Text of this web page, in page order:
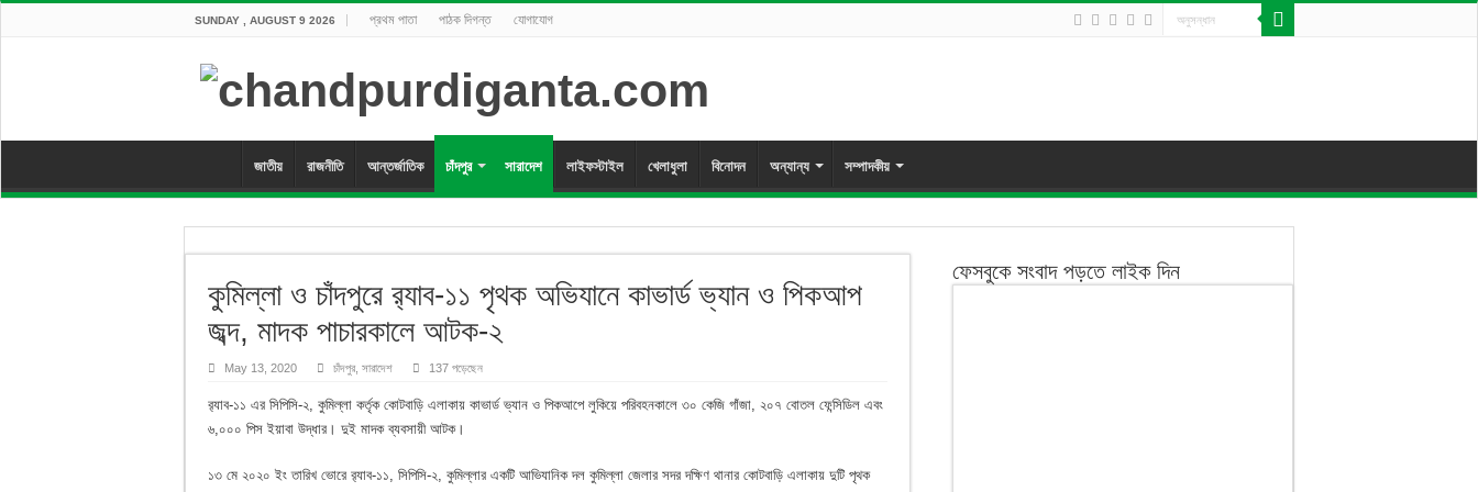
SUNDAY , AUGUST 9 2026 প্রথম পাতা পাঠক দিগন্ত যোগাযোগ
জাতীয় রাজনীতি আন্তর্জাতিক চাঁদপুর সারাদেশ লাইফস্টাইল খেলাধুলা বিনোদন অন্যান্য সম্পাদকীয়
কুমিল্লা ও চাঁদপুরে র‌্যাব-১১ পৃথক অভিযানে কাভার্ড ভ্যান ও পিকআপ
জব্দ, মাদক পাচারকালে আটক-২
May 13, 2020 চাঁদপুর সারাদেশ 137 পড়েছেন
র‌্যাব-১১ এর সিপিসি-২, কুমিল্লা কর্তৃক কোটবাড়ি এলাকায় কাভার্ড ভ্যান ও পিকআপে লুকিয়ে পরিবহনকালে ৩০ কেজি গাঁজা, ২০৭ বোতল ফেন্সিডিল এবং
৬,০০০ পিস ইয়াবা উদ্ধার। দুই মাদক ব্যবসায়ী আটক।
১৩ মে ২০২০ ইং তারিখ ভোরে র‌্যাব-১১, সিপিসি-২, কুমিল্লার একটি আভিযানিক দল কুমিল্লা জেলার সদর দক্ষিণ থানার কোটবাড়ি এলাকায় দুটি পৃথক
ফেসবুকে সংবাদ পড়তে লাইক দিন